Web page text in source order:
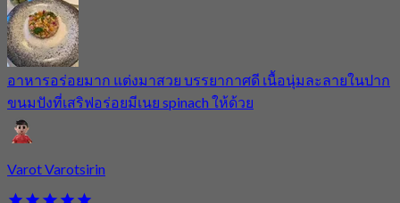
อาหารอร่อยมาก แต่งมาสวย บรรยากาศดี เนื้อนุ่มละลายในปาก
ขนมปังที่เสริฟอร่อยมีเนย spinach ให้ด้วย
Varot Varotsirin